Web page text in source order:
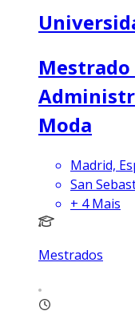
Moda
Madrid,
San
+ 4 Mais
Mestrados